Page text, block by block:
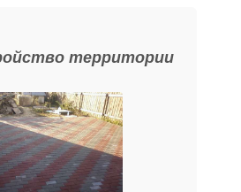
территории